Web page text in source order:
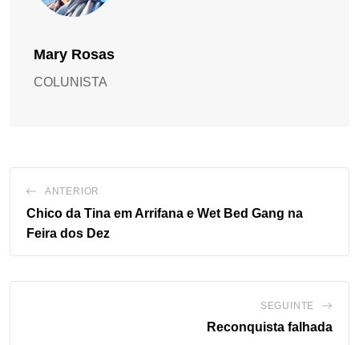
Mary Rosas
COLUNISTA
ANTERIOR
Chico da Tina em Arrifana e Wet Bed Gang na
Feira dos Dez
SEGUINTE
Reconquista falhada